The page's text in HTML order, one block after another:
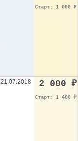
Старт: 1 000 ₣
21.07.2018 2 000 ₽
Старт: 1 400 ₽